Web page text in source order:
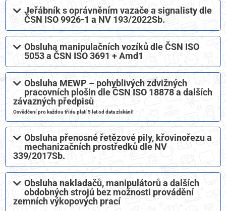
Jeřábník s oprávněním vazače a signalisty dle
ČSN ISO 9926-1 a NV 193/2022Sb.
Obsluha manipulačních vozíků dle ČSN ISO
5053 a ČSN ISO 3691 + Amd1​
Obsluha MEWP – pohyblivých zdvižných
pracovních plošin dle ČSN ISO 18878 a dalších
závazných předpisů​
Osvědčení pro každou třídu platí 5 let od data získání!
Obsluha přenosné řetězové pily, křovinořezu a
mechanizačních prostředků dle NV
339/2017Sb.
Obsluha nakladačů, manipulátorů a dalších
obdobných strojů bez možnosti provádění
zemních výkopových prací